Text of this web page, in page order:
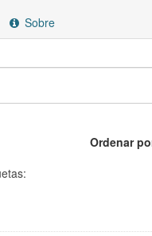
Sobre
Ordenar